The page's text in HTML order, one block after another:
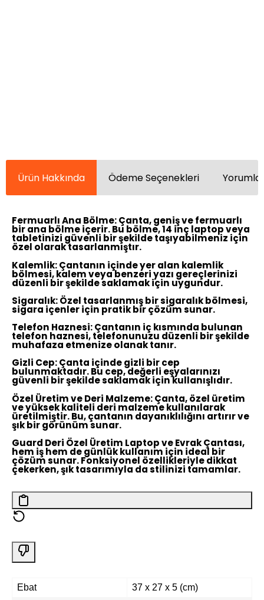
Ürün Hakkında Ödeme Seçenekleri
Fermuarlı Ana Bölme:Çanta, geniş ve fermuarlı
bir ana bölme içerir. Bu bölme, 14 inç laptop veya
tabletinizi güvenli bir şekilde taşıyabilmeniz için
özel olarak tasarlanmıştır.
Kalemlik:Çantanın içinde yer alan kalemlik
bölmesi, kalem veya benzeri yazı gereçlerinizi
düzenli bir şekilde saklamak için uygundur.
Sigaralık:Özel tasarlanmış bir sigaralık bölmesi,
sigara içenler için pratik bir çözüm sunar.
Telefon Haznesi:Çantanın iç kısmında bulunan
telefon haznesi, telefonunuzu düzenli bir şekilde
muhafaza etmenize olanak tanır.
Gizli Cep:Çanta içinde gizli bir cep
bulunmaktadır. Bu cep, değerli eşyalarınızı
güvenli bir şekilde saklamak için kullanışlıdır.
Özel Üretim ve Deri Malzeme:Çanta, özel üretim
ve yüksek kaliteli deri malzeme kullanılarak
üretilmiştir. Bu, çantanın dayanıklılığını artırır ve
şık bir görünüm sunar.
Guard Deri Özel Üretim Laptop ve Evrak Çantası,
hem iş hem de günlük kullanım için ideal bir
çözüm sunar. Fonksiyonel özellikleriyle dikkat
çekerken, şık tasarımıyla da stilinizi tamamlar.
Ebat 37 x 27 x 5 (cm)